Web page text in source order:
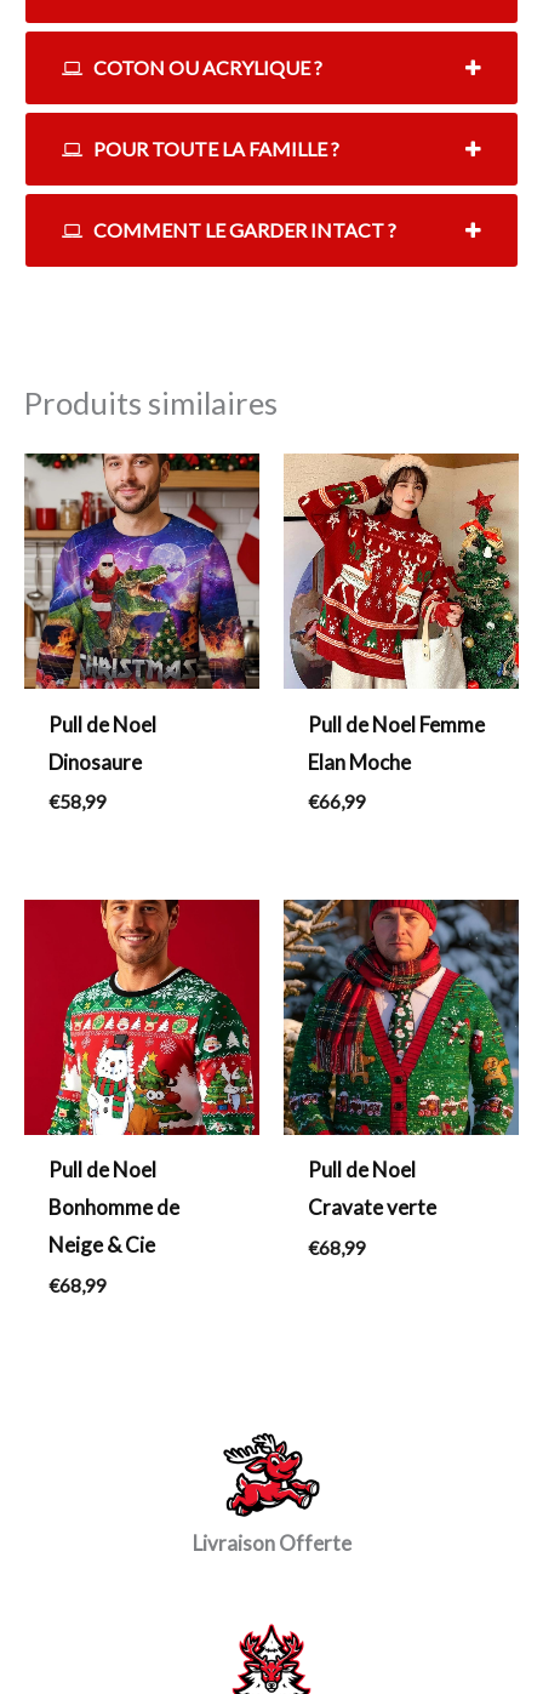
COTON OU ACRYLIQUE ?
POUR TOUTE LA FAMILLE ?
COMMENT LE GARDER INTACT ?
Produits similaires
Pull de Noel
Dinosaure
€58,99
Pull de Noel Femme
Elan Moche
€66,99
Pull de Noel
Bonhomme de
Neige & Cie
€68,99
Pull de Noel
Cravate verte
€68,99
Livraison Offerte